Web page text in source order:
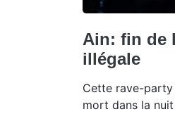
Ain: fin de
illégale
Cette rave-
mort dans la